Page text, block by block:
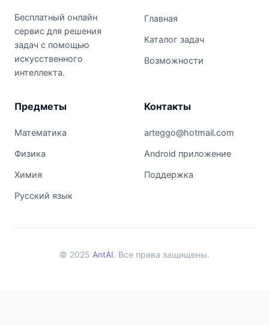
Бесплатный онлайн
сервис для решения
задач с помощью
искусственного
интеллекта.
Главная
Каталог задач
Возможности
Предметы
Математика
Физика
Химия
Русский язык
Контакты
arteggo@hotmail.com
Android приложение
Поддержка
© 2025 AntAI. Все права защищены.